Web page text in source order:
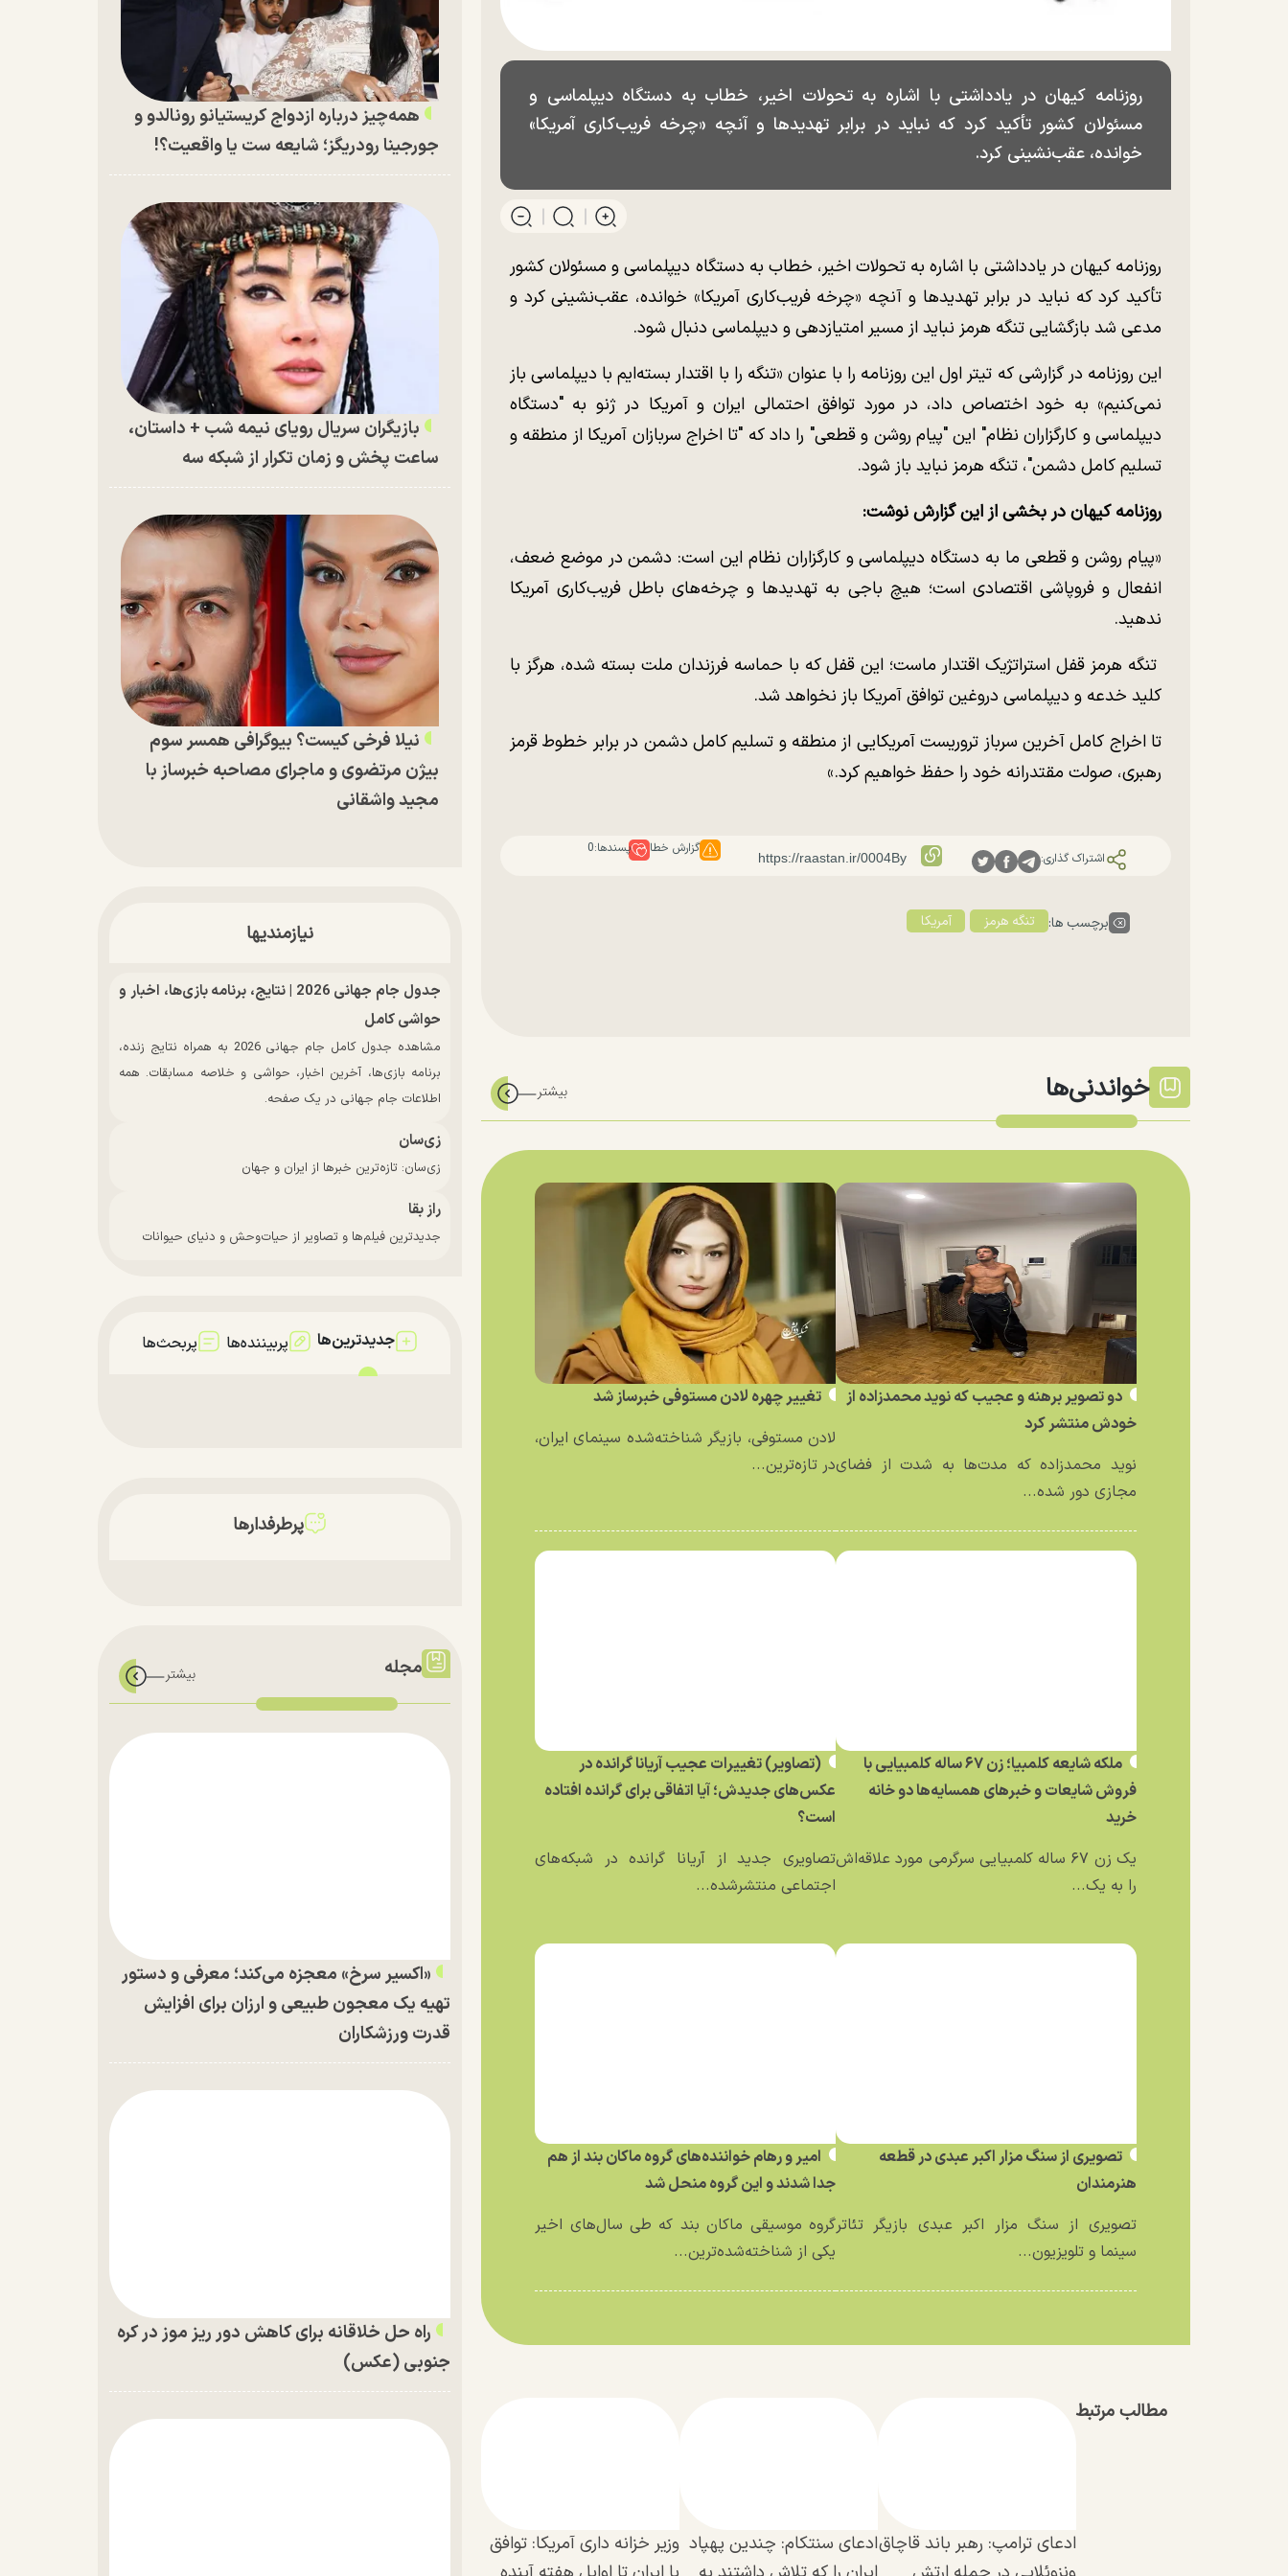
روزنامه کیهان در یادداشتی با اشاره به تحولات اخیر، خطاب به دستگاه دیپلماسی و
مسئولان کشور تأکید کرد که نباید در برابر تهدید‌ها و آنچه «چرخه فریب‌کاری آمریکا»
خوانده، عقب‌نشینی کرد.
روزنامه کیهان در یادداشتی با اشاره به تحولات اخیر، خطاب به دستگاه دیپلماسی و مسئولان کشور
تأکید کرد که نباید در برابر تهدید‌ها و آنچه «چرخه فریب‌کاری آمریکا» خوانده، عقب‌نشینی کرد و
مدعی شد بازگشایی تنگه هرمز نباید از مسیر امتیازدهی و دیپلماسی دنبال شود.
این روزنامه در گزارشی که تیتر اول این روزنامه را با عنوان «تنگه را با اقتدار بسته‌ایم با دیپلماسی باز
نمی‌کنیم» به خود اختصاص داد، در مورد توافق احتمالی ایران و آمریکا در ژنو به "دستگاه
دیپلماسی و کارگزاران نظام" این "پیام روشن و قطعی" را داد که "تا اخراج سربازان آمریکا از منطقه و
تسلیم کامل دشمن"، تنگه هرمز نباید باز شود.
روزنامه کیهان در بخشی از این گزارش نوشت:
«پیام روشن و قطعی ما به دستگاه دیپلماسی و کارگزاران نظام این است: دشمن در موضع ضعف،
انفعال و فروپاشی اقتصادی است؛ هیچ باجی به تهدید‌ها و چرخه‌های باطل فریب‌کاری آمریکا
ندهید.
تنگه هرمز قفل استراتژیک اقتدار ماست؛ این قفل که با حماسه فرزندان ملت بسته شده، هرگز با
کلید خدعه و دیپلماسی دروغین توافق آمریکا باز نخواهد شد.
تا اخراج کامل آخرین سرباز تروریست آمریکایی از منطقه و تسلیم کامل دشمن در برابر خطوط قرمز
رهبری، صولت مقتدرانه خود را حفظ خواهیم کرد.»
اشتراک گذاری:
گزارش خطا پسندها:0
برچسب ها: تنگه هرمز آمریکا
خواندنی‌ها
دو تصویر برهنه و عجیب که نوید محمدزاده از
خودش منتشر کرد
نوید محمدزاده که مدت‌ها به شدت از فضای
مجازی دور شده...
تغییر چهره لادن مستوفی خبرساز شد
لادن مستوفی، بازیگر شناخته‌شده سینمای ایران،
در تازه‌ترین...
ملکه شایعه کلمبیا؛ زن ۶۷ ساله کلمبیایی با
فروش شایعات و خبر‌های همسایه‌ها دو خانه
خرید
یک زن ۶۷ ساله کلمبیایی سرگرمی مورد علاقه‌اش
را به یک...
(تصاویر) تغییرات عجیب آریانا گرانده در
عکس‌های جدیدش؛ آیا اتفاقی برای گرانده افتاده
است؟
تصاویری جدید از آریانا گرانده در شبکه‌های
اجتماعی منتشرشده...
تصویری از سنگ مزار اکبر عبدی در قطعه
هنرمندان
تصویری از سنگ مزار اکبر عبدی بازیگر تئاتر
سینما و تلویزیون...
امیر و رهام خواننده‌های گروه ماکان بند از هم
جدا شدند و این گروه منحل شد
گروه موسیقی ماکان بند که طی سال‌های اخیر
یکی از شناخته‌شده‌ترین...
مطالب مرتبط
ادعای ترامپ: رهبر باند قاچاقادعای سنتکام: چندین پهپاد وزیر خزانه داری آمریکا: توافق
همه‌چیز درباره ازدواج کریستیانو رونالدو و
جورجینا رودریگز؛ شایعه ست یا واقعیت؟!
بازیگران سریال رویای نیمه شب + داستان،
ساعت پخش و زمان تکرار از شبکه سه
نیلا فرخی کیست؟ بیوگرافی همسر سوم
بیژن مرتضوی و ماجرای مصاحبه خبرساز با
مجید واشقانی
نیازمندیها
جدول جام جهانی 2026 | نتایج، برنامه بازی‌ها، اخبار و
حواشی کامل
مشاهده جدول کامل جام جهانی 2026 به همراه نتایج زنده،
برنامه بازی‌ها، آخرین اخبار، حواشی و خلاصه مسابقات. همه
اطلاعات جام جهانی در یک صفحه.
زی‌سان
زی‌سان: تازه‌ترین خبرها از ایران و جهان
راز بقا
جدیدترین فیلم‌ها و تصاویر از حیات‌وحش و دنیای حیوانات
جدیدترین‌ها پربیننده‌ها پربحث‌ها
پرطرفدارها
مجله
«اکسیر سرخ» معجزه می‌کند؛ معرفی و دستور
تهیه یک معجون طبیعی و ارزان برای افزایش
قدرت ورزشکاران
راه حل خلاقانه برای کاهش دور ریز موز در کره
جنوبی (عکس)